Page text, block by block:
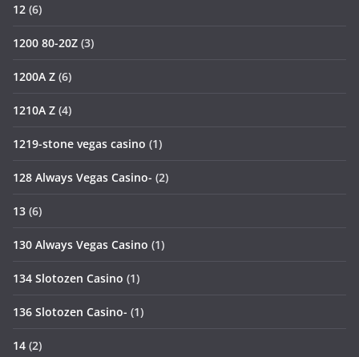
12 (6)
1200 80-20Z (3)
1200A Z (6)
1210A Z (4)
1219-stone vegas casino (1)
128 Always Vegas Casino- (2)
13 (6)
130 Always Vegas Casino (1)
134 Slotozen Casino (1)
136 Slotozen Casino- (1)
14 (2)